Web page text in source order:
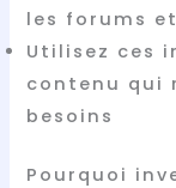
les forums
Utilisez ces
contenu qui
besoins
Pourquoi